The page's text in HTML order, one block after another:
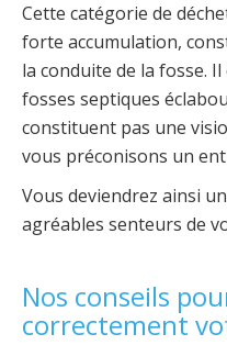
Cette catégorie de
forte accumulation,
la conduite de la fosse.
fosses septiques
constituent pas une
vous préconisons un
Vous deviendrez ainsi
agréables senteurs de
Nos conseils
correctement